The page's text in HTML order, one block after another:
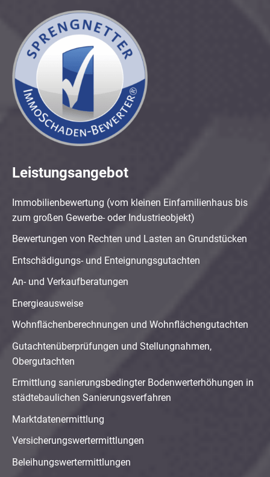
Leistungsangebot
Immobilienbewertung (vom kleinen Einfamilienhaus bis
zum großen Gewerbe- oder Industrieobjekt)
Bewertungen von Rechten und Lasten an Grundstücken
Entschädigungs- und Enteignungsgutachten
An- und Verkaufberatungen
Energieausweise
Wohnflächenberechnungen und Wohnflächengutachten
Gutachtenüberprüfungen und Stellungnahmen,
Obergutachten
Ermittlung sanierungsbedingter Bodenwerterhöhungen in
städtebaulichen Sanierungsverfahren
Marktdatenermittlung
Versicherungswertermittlungen
Beleihungswertermittlungen